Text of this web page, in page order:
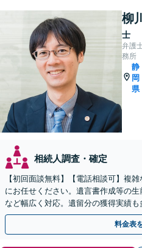
柳
士
弁護
務所
静
岡
県
相続人調査・確定
【初回面談無料】【電話相談可】複
にお任せください。遺言書作成等の
など幅広く対応。遺留分の獲得実績も
に【夜間・休日相談可】【藤枝駅1分
料金表